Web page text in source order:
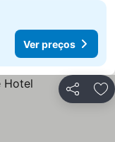
Ver preços
Partilhar